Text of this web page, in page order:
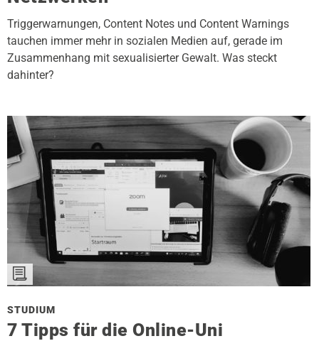
Triggerwarnungen, Content Notes und Content Warnings
tauchen immer mehr in sozialen Medien auf, gerade im
Zusammenhang mit sexualisierter Gewalt. Was steckt
dahinter? ­­­
STUDIUM
7 Tipps für die Online-Uni